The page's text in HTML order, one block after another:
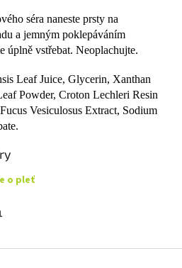
séra naneste prsty na
a jemným poklepáváním
úplně vstřebat. Neoplachujte.
Leaf Juice, Glycerin, Xanthan
Powder, Croton Lechleri Resin
Vesiculosus Extract, Sodium
o pleť